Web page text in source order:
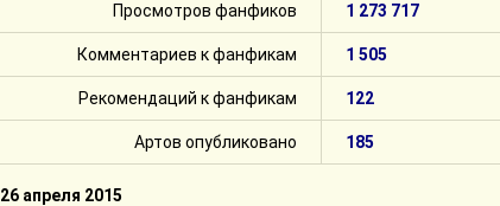
Просмотров фанфиков 1 273 717
Комментариев к фанфикам 1 505
Рекомендаций к фанфикам 122
Артов опубликовано 185
26 апреля 2015